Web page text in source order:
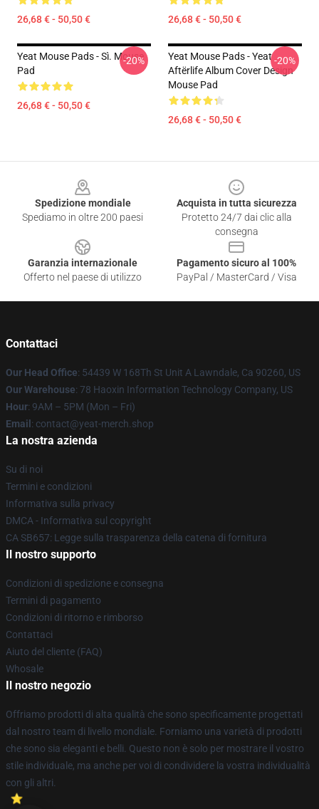
26,68 € - 50,50 € 26,68 € - 50,50 €
Yeat Mouse Pads - Sì. Mouse
Pad
26,68 € - 50,50 €
-20%
Yeat Mouse Pads - Yeat
Aftërlife Album Cover Design
Mouse Pad
26,68 € - 50,50 €
-20%
Spedizione mondiale
Spediamo in oltre 200 paesi
Acquista in tutta sicurezza
Protetto 24/7 dai clic alla
consegna
Garanzia internazionale
Offerto nel paese di utilizzo
Pagamento sicuro al 100%
PayPal / MasterCard / Visa
Contattaci
Our Head Office: 54439 W 168Th St Unit A Lawndale, Ca 90260, US
Our Warehouse: 78 Haoxin Information Technology Company, US
Hour: 9AM – 5PM (Mon – Fri)
Email : contact@yeat-merch.shop
La nostra azienda
Su di noi
Termini e condizioni
Informativa sulla privacy
DMCA - Informativa sul copyright
CA SB657: Legge sulla trasparenza della catena di fornitura
Il nostro supporto
Condizioni di spedizione e consegna
Termini di pagamento
Condizioni di ritorno e rimborso
Contattaci
Aiuto del cliente (FAQ)
Whosale
Il nostro negozio
Offriamo prodotti di alta qualità che sono specificamente progettati
dal nostro team di livello mondiale. Forniamo una varietà di prodotti
che sono sia eleganti e belli. Questo non è solo per mostrare il vostro
stile individuale, ma anche per voi di condividere la vostra individualità
con gli altri.